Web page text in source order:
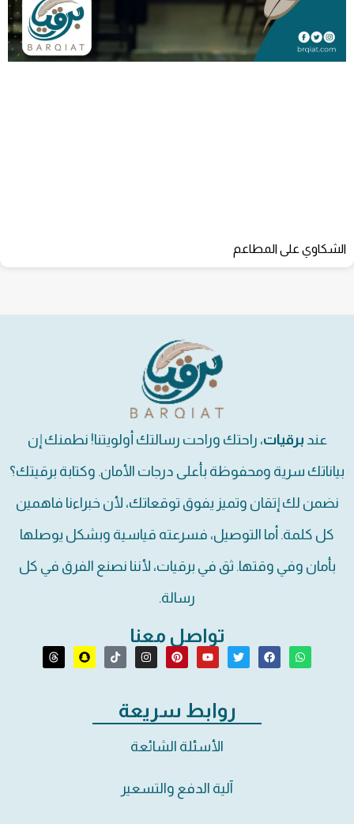
الشكاوي على المطاعم
عند برقيات، راحتك وراحت رسالتك أولويتنا! نطمنك إن
بياناتك سرية ومحفوظة بأعلى درجات الأمان. وكتابة برقيتك؟
نضمن لك إتقان وتميز يفوق توقعاتك، لأن خبراءنا فاهمين
كل كلمة. أما التوصيل، فسرعته قياسية وبشكل يوصلها
بأمان وفي وقتها. ثق في برقيات، لأننا نصنع الفرق في كل
رسالة.
تواصل معنا
روابط سريعة
الأسئلة الشائعة
آلية الدفع والتسعير